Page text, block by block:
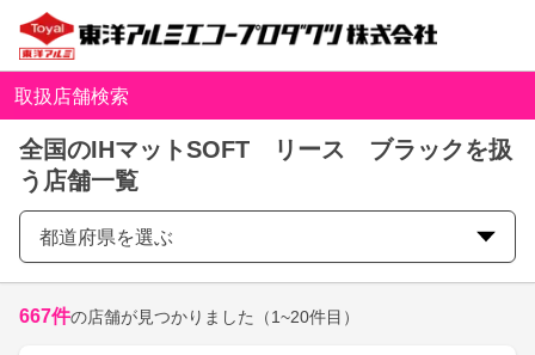
取扱店舗検索
全国のIHマットSOFT リース ブラックを扱
う店舗一覧
都道府県を選ぶ
667件の店舗が見つかりました （1~20件目）